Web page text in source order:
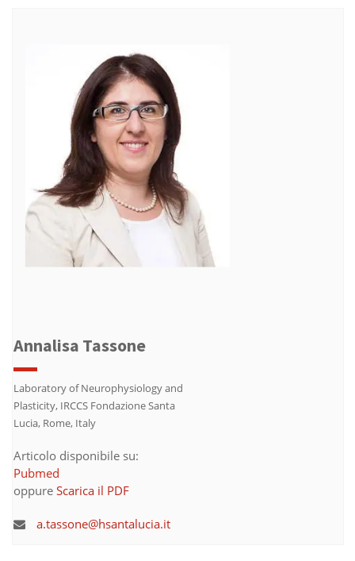
Annalisa Tassone
Laboratory of Neurophysiology and
Plasticity, IRCCS Fondazione Santa
Lucia, Rome, Italy
Articolo disponibile su:
Pubmed
oppure Scarica il PDF
a.tassone@hsantalucia.it